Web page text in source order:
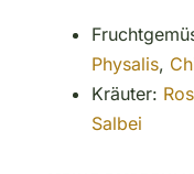
Physalis,
Kräuter:
Salbei